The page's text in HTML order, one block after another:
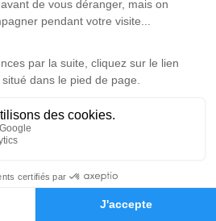
Hommages
d’arbre hommage est
Je rends hommage
Provence et Parc Mémorial
en-Provence